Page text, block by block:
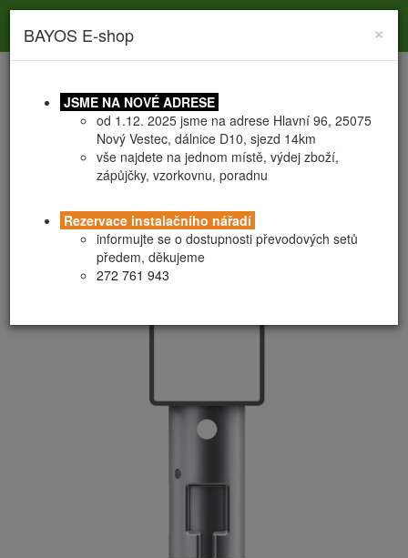
navigation
HOBBY vruty nastavitelné PATKA U-90
×
BAYOS E-shop
JSME NA NOVÉ ADRESE
od 1.12. 2025 jsme na adrese Hlavní 96, 25075
Nový Vestec, dálnice D10, sjezd 14km
vše najdete na jednom místě, výdej zboží,
zápůjčky, vzorkovnu, poradnu
Rezervace instalačního nářadí
informujte se o dostupnosti převodových setů
předem, děkujeme
272 761 943